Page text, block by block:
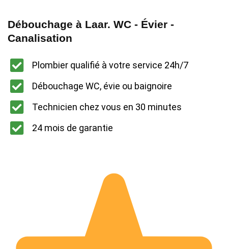
Débouchage à Laar. WC - Évier -
Canalisation
Plombier qualifié à votre service 24h/7
Débouchage WC, évie ou baignoire
Technicien chez vous en 30 minutes
24 mois de garantie